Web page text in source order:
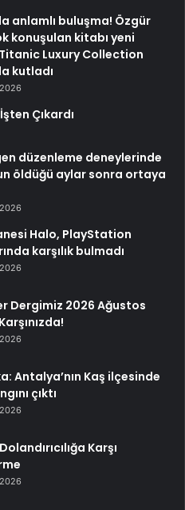
anlamlı buluşma! Özgür
konuşulan kitabı yeni
Titanic Luxury Collection
kutladı
Çıkardı
düzenleme deneylerinde
öldüğü aylar sonra ortaya
Halo, PlayStation
karşılık bulmadı
Dergimiz 2026 Ağustos
Antalya’nın Kaş ilçesinde
çıktı
Karşı